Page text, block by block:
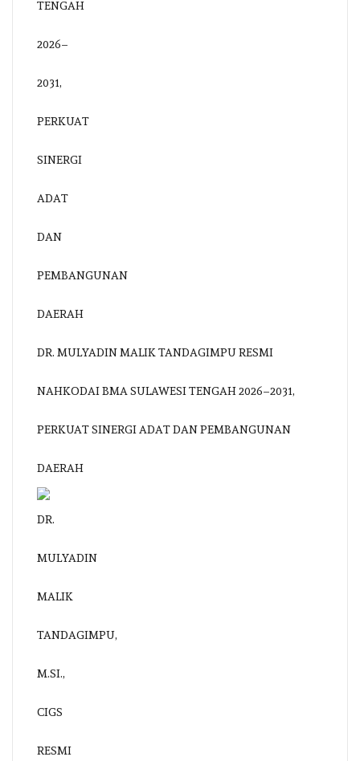
DR. MULYADIN MALIK TANDAGIMPU RESMI
NAHKODAI BMA SULAWESI TENGAH 2026–2031,
PERKUAT SINERGI ADAT DAN PEMBANGUNAN
DAERAH